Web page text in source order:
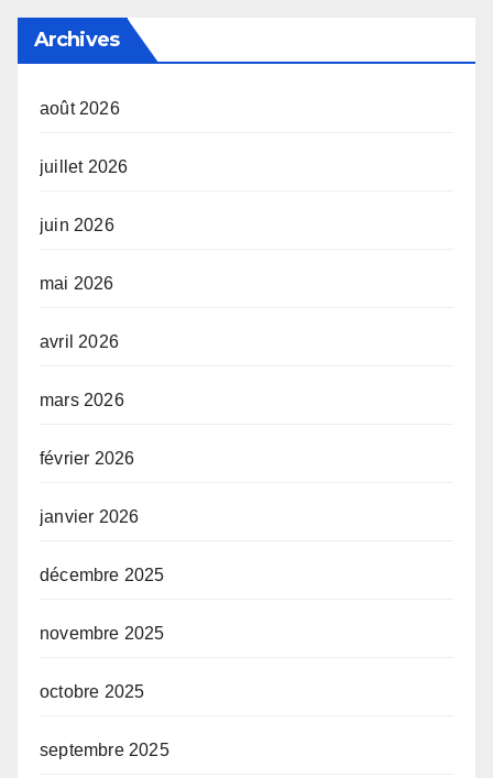
Archives
août 2026
juillet 2026
juin 2026
mai 2026
avril 2026
mars 2026
février 2026
janvier 2026
décembre 2025
novembre 2025
octobre 2025
septembre 2025